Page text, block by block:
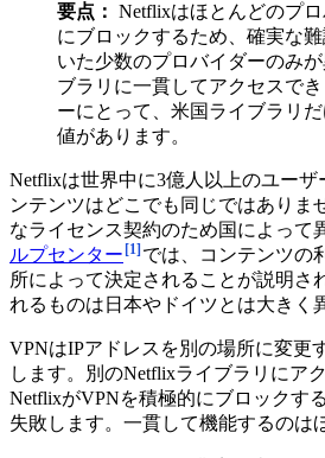
要点： Netflixはほとんどのプ
にブロックするため、確実な
いた少数のプロバイダーのみ
ブラリに一貫してアクセスで
ーにとって、米国ライブラリ
値があります。
Netflixは世界中に3億人以上のユーザ
ンテンツはどこでも同じではありま
なライセンス契約のため国によって
ルプセンター [1] では、コンテンツの
所によって決定されることが説明さ
れるものは日本やドイツとは大きく
VPNはIPアドレスを別の場所に変更
します。別のNetflixライブラリにア
NetflixがVPNを積極的にブロックす
失敗します。一貫して機能するのは